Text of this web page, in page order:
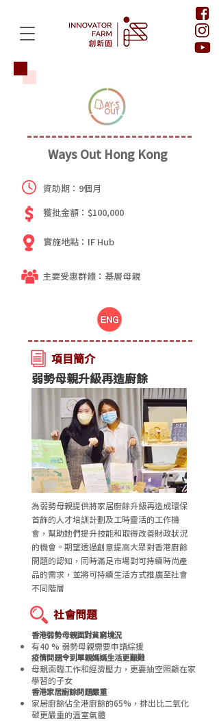
Ways Out Hong Kong
資助期：9個月
獲批金額：$100,000
實施地點：IF Hub
主要受惠群體：基層母親
項目簡介
弱勢母親升級再造廚餘
為弱勢母親提供將家居廚餘升級再造成環保
首飾的人才培訓計劃及工時靈活的工作機
會，幫助她們提升技能和取得改善財政狀況
的機會。期望透過創意提高大眾對香港廚餘
問題的認知，同時滿足市場對可持續時尚產
品的需求，並將可持續生活方式推廣至社會
不同階層
社會問題
香港弱勢母親面對貧窮境況
有40 % 弱勢母親需要申請綜援
疫情問題令到單親媽媽生活更艱難
母親面臨工作和經濟壓力，更要抽空照顧在家
學習的子女
香港家居廚餘問題嚴重
家居廚餘佔全港廚餘的65%，排出比二氧化
碳更嚴重的溫室氣體